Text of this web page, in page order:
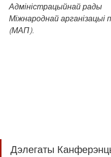
Адміністрацыйнай рады
Міжнароднай арганізацыі
(МАП).
Дэлегаты